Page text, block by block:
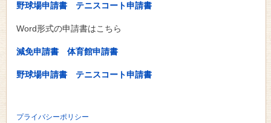
野球場申請書 テニスコート申請書
Word形式の申請書はこちら
減免申請書 体育館申請書
野球場申請書 テニスコート申請書
プライバシーポリシー